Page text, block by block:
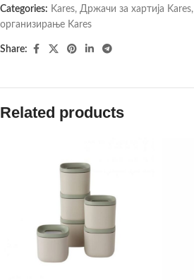
Categories: Kares, Држачи за хартија Kares,
организирање Kares
Share:
Related products